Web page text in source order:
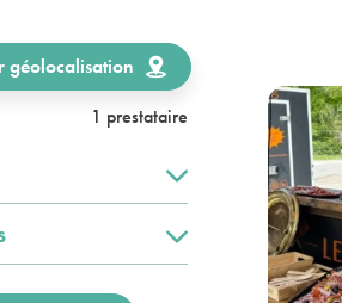
géolocalisation
1 prestataire